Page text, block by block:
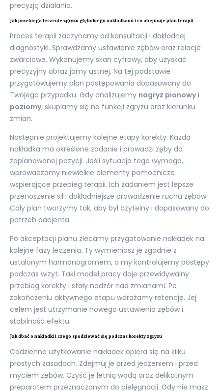
precyzją działania.
Jak przebiega leczenie zgryzu głębokiego nakładkami i co obejmuje plan terapii
Proces terapii zaczynamy od konsultacji i dokładnej
diagnostyki. Sprawdzamy ustawienie zębów oraz relacje
zwarciowe. Wykonujemy skan cyfrowy, aby uzyskać
precyzyjny obraz jamy ustnej. Na tej podstawie
przygotowujemy plan postępowania dopasowany do
Twojego przypadku. Gdy analizujemy nagryz pionowy i
poziomy, skupiamy się na funkcji zgryzu oraz kierunku
zmian.
Następnie projektujemy kolejne etapy korekty. Każda
nakładka ma określone zadanie i prowadzi zęby do
zaplanowanej pozycji. Jeśli sytuacja tego wymaga,
wprowadzamy niewielkie elementy pomocnicze
wspierające przebieg terapii. Ich zadaniem jest lepsze
przenoszenie sił i dokładniejsze prowadzenie ruchu zębów.
Cały plan tworzymy tak, aby był czytelny i dopasowany do
potrzeb pacjenta.
Po akceptacji planu zlecamy przygotowanie nakładek na
kolejne fazy leczenia. Ty wymieniasz je zgodnie z
ustalonym harmonogramem, a my kontrolujemy postępy
podczas wizyt. Taki model pracy daje przewidywalny
przebieg korekty i stały nadzór nad zmianami. Po
zakończeniu aktywnego etapu wdrażamy retencję. Jej
celem jest utrzymanie nowego ustawienia zębów i
stabilność efektu.
Jak dbać o nakładki i czego spodziewać się podczas korekty zgryzu
Codzienne użytkowanie nakładek opiera się na kilku
prostych zasadach. Zdejmuj je przed jedzeniem i przed
myciem zębów. Czyść je letnią wodą oraz delikatnym
preparatem przeznaczonym do pielęgnacji. Gdy nie masz